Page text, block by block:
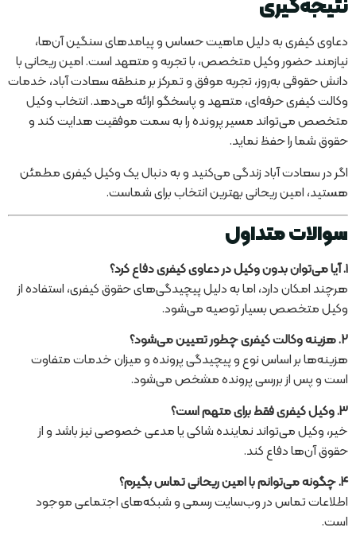
نتیجه‌گیری
دعاوی کیفری به دلیل ماهیت حساس و پیامدهای سنگین آن‌ها،
نیازمند حضور وکیل متخصص، با تجربه و متعهد است. امین ریحانی با
دانش حقوقی به‌روز، تجربه موفق و تمرکز بر منطقه سعادت آباد، خدمات
وکالت کیفری حرفه‌ای، متعهد و پاسخگو ارائه می‌دهد. انتخاب وکیل
متخصص می‌تواند مسیر پرونده را به سمت موفقیت هدایت کند و
حقوق شما را حفظ نماید.
اگر در سعادت آباد زندگی می‌کنید و به دنبال یک وکیل کیفری مطمئن
هستید، امین ریحانی بهترین انتخاب برای شماست.
سوالات متداول
۱. آیا می‌توان بدون وکیل در دعاوی کیفری دفاع کرد؟
هرچند امکان دارد، اما به دلیل پیچیدگی‌های حقوق کیفری، استفاده از
وکیل متخصص بسیار توصیه می‌شود.
۲. هزینه وکالت کیفری چطور تعیین می‌شود؟
هزینه‌ها بر اساس نوع و پیچیدگی پرونده و میزان خدمات متفاوت
است و پس از بررسی پرونده مشخص می‌شود.
۳. وکیل کیفری فقط برای متهم است؟
خیر، وکیل می‌تواند نماینده شاکی یا مدعی خصوصی نیز باشد و از
حقوق آن‌ها دفاع کند.
۴. چگونه می‌توانم با امین ریحانی تماس بگیرم؟
اطلاعات تماس در وب‌سایت رسمی و شبکه‌های اجتماعی موجود
است.